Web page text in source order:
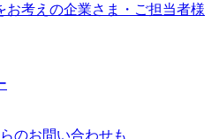
お考えの企業さま・ご担当者様